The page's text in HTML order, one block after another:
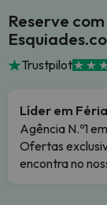
Reserve
Trustpilot
Líder em
Agência N.º1
Ofertas
encontra no